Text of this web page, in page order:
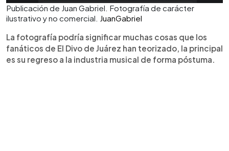
Publicación de Juan Gabriel. Fotografía de carácter
ilustrativo y no comercial. JuanGabriel
La fotografía podría significar muchas cosas que los
fanáticos de El Divo de Juárez han teorizado, la principal
es su regreso a la industria musical de forma póstuma.